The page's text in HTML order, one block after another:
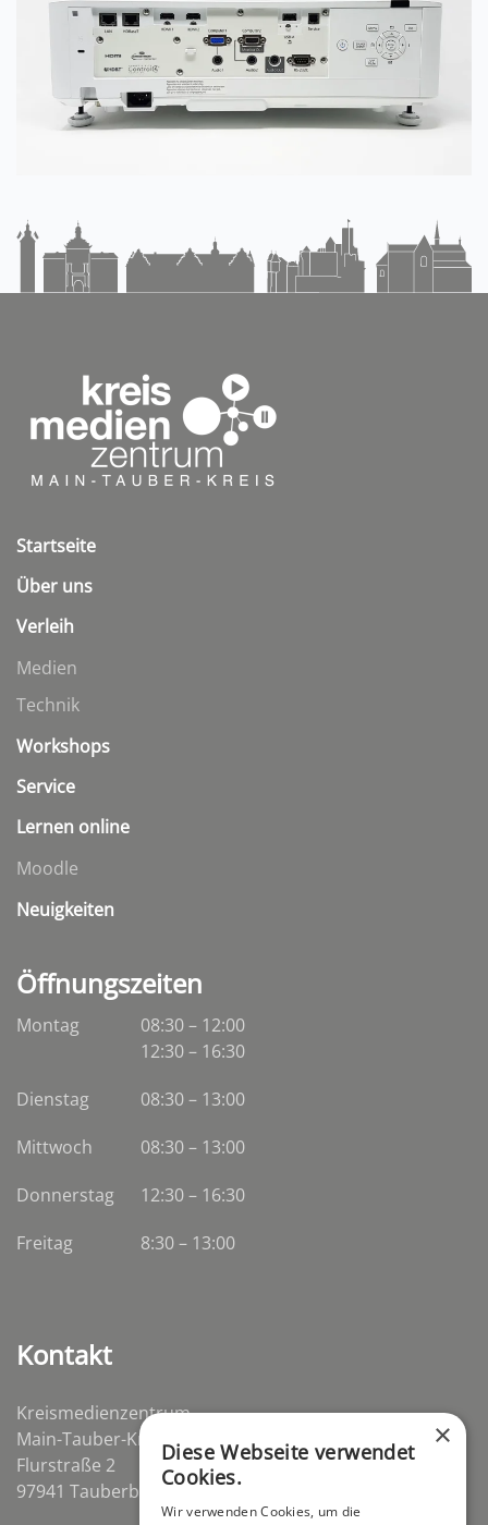
Startseite
Über uns
Verleih
Medien
Technik
Workshops
Service
Lernen online
Moodle
Neuigkeiten
Öffnungszeiten
Montag
08:30 – 12:00
12:30 – 16:30
Dienstag
08:30– 13:00
Mittwoch
08:30– 13:00
Donnerstag
12:30 – 16:30
Freitag
8:30 – 13:00
Kontakt
Kreismedienzentrum
Main-Tauber-Kreis
Flurstraße 2
97941 Tauberbischofsheim-Distelhausen
×
Diese Webseite verwendet
Cookies.
Wir verwenden Cookies, um die